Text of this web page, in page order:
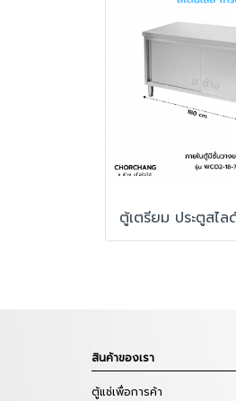
สินค้าของเรา
ตู้แช่เพื่อการค้า